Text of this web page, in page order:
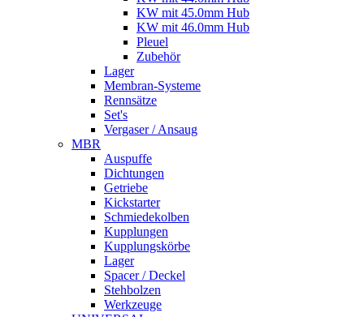
KW mit 45.0mm Hub
KW mit 46.0mm Hub
Pleuel
Zubehör
Lager
Membran-Systeme
Rennsätze
Set's
Vergaser / Ansaug
MBR
Auspuffe
Dichtungen
Getriebe
Kickstarter
Schmiedekolben
Kupplungen
Kupplungskörbe
Lager
Spacer / Deckel
Stehbolzen
Werkzeuge